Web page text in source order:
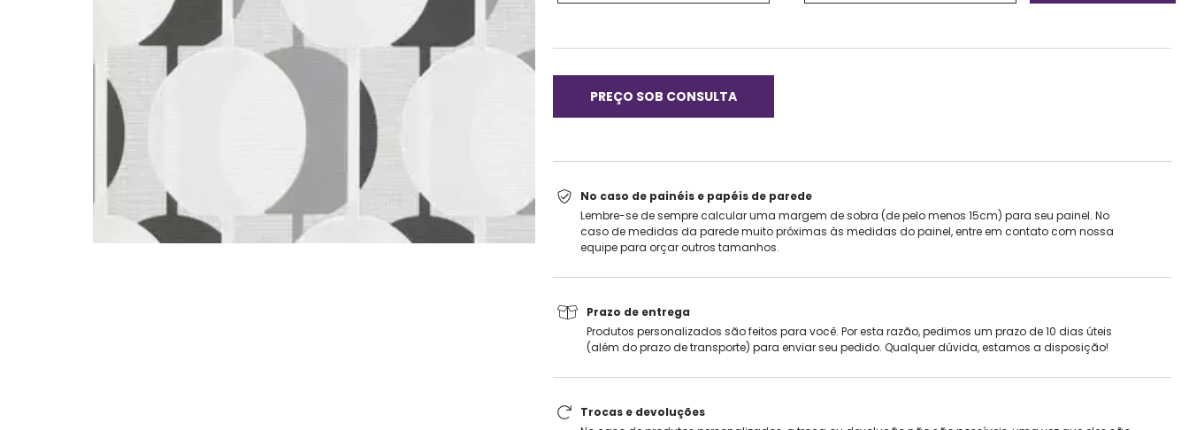
No caso de painéis e papéis de parede
Lembre-se de sempre calcular uma margem de sobra (de pelo menos 15cm) para seu painel. No
caso de medidas da parede muito próximas às medidas do painel, entre em contato com nossa
equipe para orçar outros tamanhos.
Prazo de entrega
Produtos personalizados são feitos para você. Por esta razão, pedimos um prazo de 10 dias úteis
(além do prazo de transporte) para enviar seu pedido. Qualquer dúvida, estamos a disposição!
Trocas e devoluções